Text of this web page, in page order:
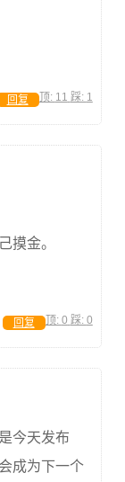
顶: 11 踩: 1
回复
摸金。
顶: 0 踩: 0
回复
今天发布
成为下一个